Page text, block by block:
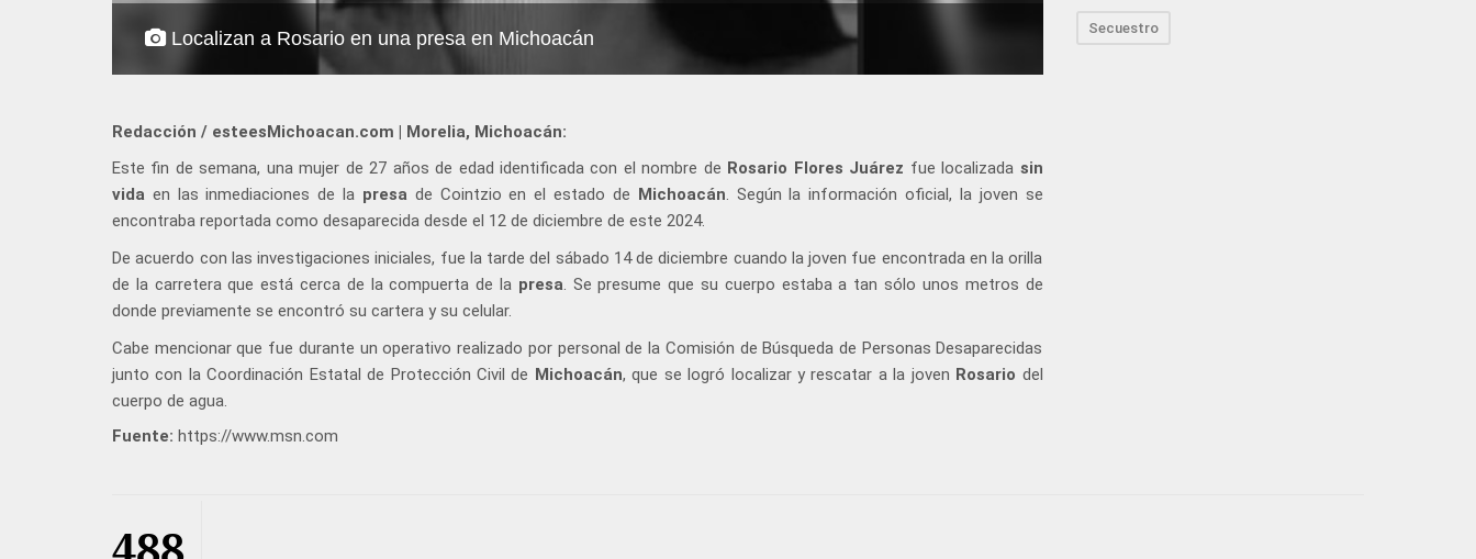
Localizan a Rosario en una presa en Michoacán
Redacción / esteesMichoacan.com | Morelia, Michoacán:
Este fin de semana, una mujer de 27 años de edad identificada con el nombre de Rosario Flores Juárez fue localizada sin
vida en las inmediaciones de la presade Cointzio en el estado de Michoacán. Según la información oficial, la joven se
encontraba reportada como desaparecida desde el 12 de diciembre de este 2024.
De acuerdo con las investigaciones iniciales, fue la tarde del sábado 14 de diciembre cuando la joven fue encontrada en la orilla
de la carretera que está cerca de la compuerta de la presa. Se presume que su cuerpo estaba a tan sólo unos metros de
donde previamente se encontró su cartera y su celular.
Cabe mencionar que fue durante un operativo realizado por personal de la Comisión de Búsqueda de Personas Desaparecidas
junto con la Coordinación Estatal de Protección Civil de Michoacán, que se logró localizar y rescatar a la joven Rosario del
cuerpo de agua.
Fuente: https://www.msn.com
Secuestro